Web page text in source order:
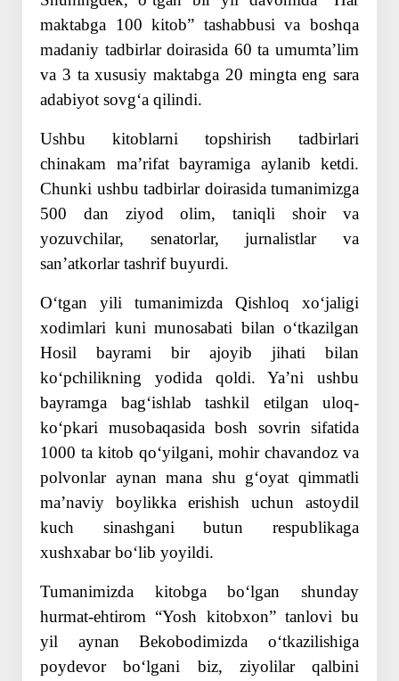
maktabga 100 kitob” tashabbusi va boshqa
madaniy tadbirlar doirasida 60 ta umumtaʼlim
va 3 ta xususiy maktabga 20 mingta eng sara
adabiyot sovgʻa qilindi.
Ushbu kitoblarni topshirish tadbirlari
chinakam maʼrifat bayramiga aylanib ketdi.
Chunki ushbu tadbirlar doirasida tumanimizga
500 dan ziyod olim, taniqli shoir va
yozuvchilar, senatorlar, jurnalistlar va
sanʼatkorlar tashrif buyurdi.
Oʻtgan yili tumanimizda Qishloq xoʻjaligi
xodimlari kuni munosabati bilan oʻtkazilgan
Hosil bayrami bir ajoyib jihati bilan
koʻpchilikning yodida qoldi. Yaʼni ushbu
bayramga bagʻishlab tashkil etilgan uloq-
koʻpkari musobaqasida bosh sovrin sifatida
1000 ta kitob qoʻyilgani, mohir chavandoz va
polvonlar aynan mana shu gʻoyat qimmatli
maʼnaviy boylikka erishish uchun astoydil
kuch sinashgani butun respublikaga
xushxabar boʻlib yoyildi.
Tumanimizda kitobga boʻlgan shunday
hurmat-ehtirom “Yosh kitobxon” tanlovi bu
yil aynan Bekobodimizda oʻtkazilishiga
poydevor boʻlgani biz, ziyolilar qalbini